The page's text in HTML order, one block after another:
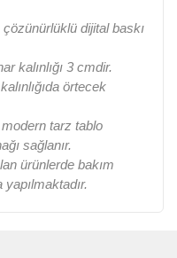
dijital baskı
kalınlığı 3 cmdir.
örtecek
tarz tablo
sağlanır.
ürünlerde bakım